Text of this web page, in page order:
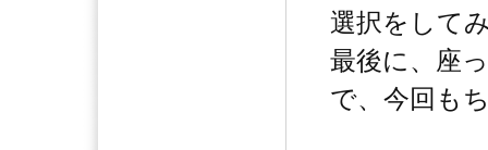
選択をして
最後に、座
で、今回も